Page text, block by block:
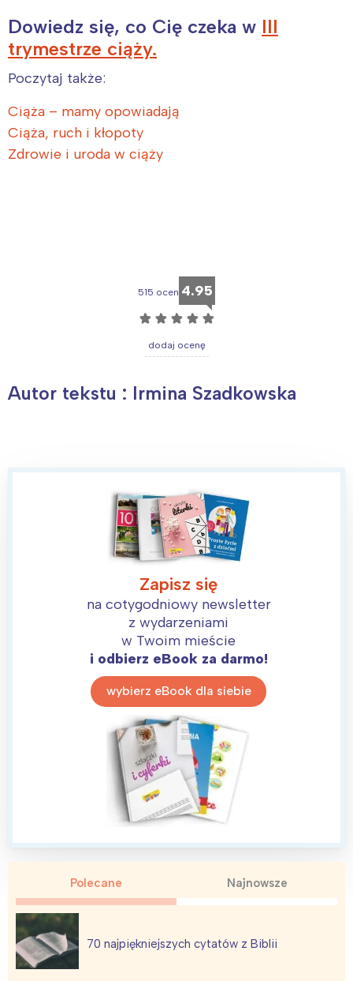
Dowiedz się, co Cię czeka w III
trymestrze ciąży.
Poczytaj także:
Ciąża – mamy opowiadają
Ciąża, ruch i kłopoty
Zdrowie i uroda w ciąży
515 ocen 4.95
☆ ☆ ☆ ☆ ☆
dodaj ocenę
Autor tekstu : Irmina Szadkowska
Zapisz się
na cotygodniowy newsletter
z wydarzeniami
w Twoim mieście
i odbierz eBook za darmo!
wybierz eBook dla siebie
Polecane Najnowsze
70 najpiękniejszych cytatów z Biblii
Kraków
Południe
Północ
Wszystkie
Wybieram